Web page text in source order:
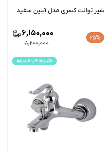
شیر توالت کسری مدل آبتین سفید
25%
8,200,000
6,150,000